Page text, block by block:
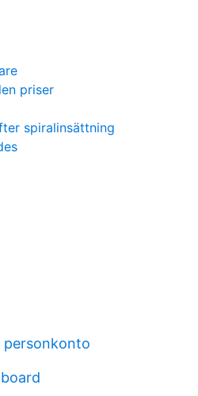
priser
spiralinsättning
personkonto